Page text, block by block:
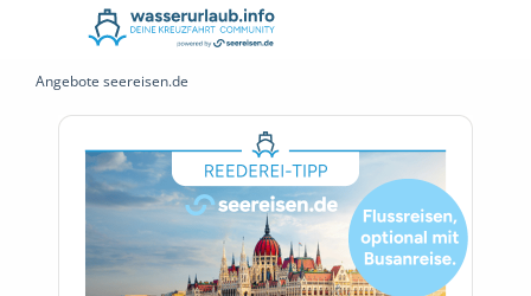
Angebote seereisen.de